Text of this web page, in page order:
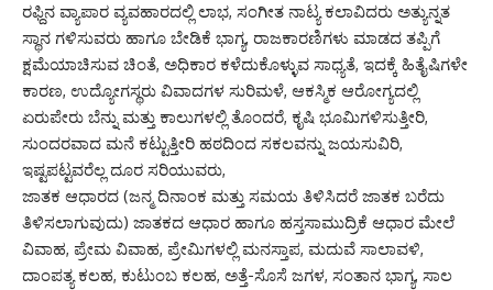
ರಫ್ದಿನ ವ್ಯಾಪಾರ ವ್ಯವಹಾರದಲ್ಲಿ ಲಾಭ, ಸಂಗೀತ ನಾಟ್ಯ ಕಲಾವಿದರು ಅತ್ಯುನ್ನತ
ಸ್ಥಾನ ಗಳಿಸುವರು ಹಾಗೂ ಬೇಡಿಕೆ ಭಾಗ್ಯ, ರಾಜಕಾರಣಿಗಳು ಮಾಡದ ತಪ್ಪಿಗೆ
ಕ್ಷಮೆಯಾಚಿಸುವ ಚಿಂತೆ, ಅಧಿಕಾರ ಕಳೆದುಕೊಳ್ಳುವ ಸಾಧ್ಯತೆ, ಇದಕ್ಕೆ ಹಿತೈಷಿಗಳೇ
ಕಾರಣ, ಉದ್ಯೋಗಸ್ಥರು ವಿವಾದಗಳ ಸುರಿಮಳೆ, ಆಕಸ್ಮಿಕ ಆರೋಗ್ಯದಲ್ಲಿ
ಏರುಪೇರು ಬೆನ್ನು ಮತ್ತು ಕಾಲುಗಳಲ್ಲಿ ತೊಂದರೆ, ಕೃಷಿ ಭೂಮಿಗಳಿಸುತ್ತೀರಿ,
ಸುಂದರವಾದ ಮನೆ ಕಟ್ಟುತ್ತೀರಿ ಹಠದಿಂದ ಸಕಲವನ್ನು ಜಯಸುವಿರಿ,
ಇಷ್ಟಪಟ್ಟವರೆಲ್ಲ ದೂರ ಸರಿಯುವರು,
ಜಾತಕ ಆಧಾರದ (ಜನ್ಮ ದಿನಾಂಕ ಮತ್ತು ಸಮಯ ತಿಳಿಸಿದರೆ ಜಾತಕ ಬರೆದು
ತಿಳಿಸಲಾಗುವುದು) ಜಾತಕದ ಆಧಾರ ಹಾಗೂ ಹಸ್ತಸಾಮುದ್ರಿಕೆ ಆಧಾರ ಮೇಲೆ
ವಿವಾಹ, ಪ್ರೇಮ ವಿವಾಹ, ಪ್ರೇಮಿಗಳಲ್ಲಿ ಮನಸ್ತಾಪ, ಮದುವೆ ಸಾಲಾವಳಿ,
ದಾಂಪತ್ಯ ಕಲಹ, ಕುಟುಂಬ ಕಲಹ, ಅತ್ತೆ-ಸೊಸೆ ಜಗಳ, ಸಂತಾನ ಭಾಗ್ಯ, ಸಾಲ